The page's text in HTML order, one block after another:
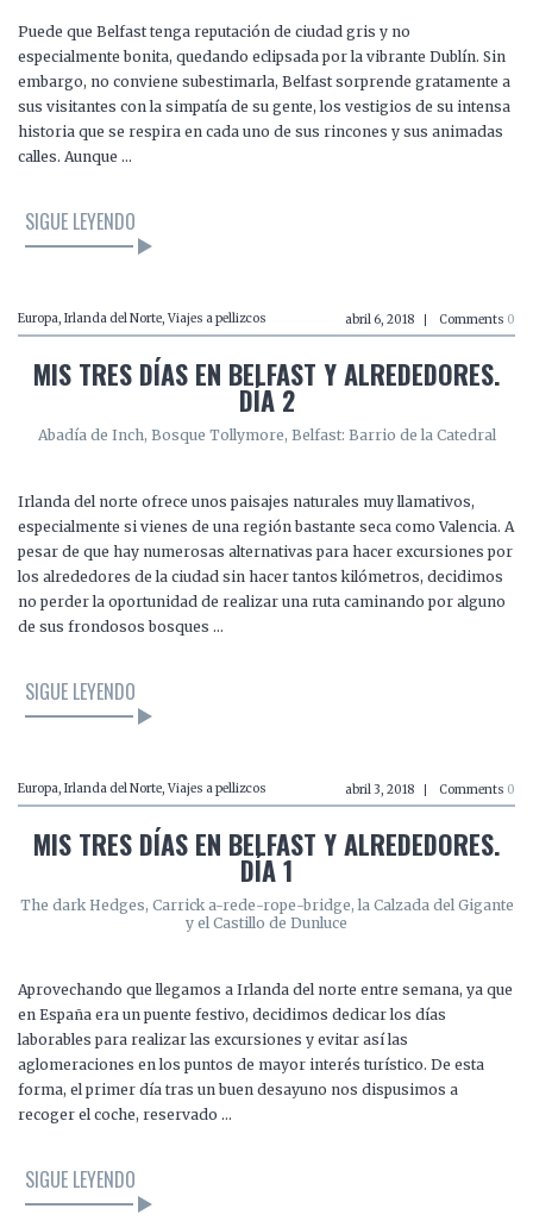
Puede que Belfast tenga reputación de ciudad gris y no
especialmente bonita, quedando eclipsada por la vibrante Dublín. Sin
embargo, no conviene subestimarla, Belfast sorprende gratamente a
sus visitantes con la simpatía de su gente, los vestigios de su intensa
historia que se respira en cada uno de sus rincones y sus animadas
calles. Aunque …
SIGUE LEYENDO
Europa Irlanda del Norte Viajes a pellizcos abril 6, 2018 Comments 0
MIS TRES DÍAS EN BELFAST Y ALREDEDORES.
DÍA 2
Abadía de Inch, Bosque Tollymore, Belfast: Barrio de la Catedral
Irlanda del norte ofrece unos paisajes naturales muy llamativos,
especialmente si vienes de una región bastante seca como Valencia. A
pesar de que hay numerosas alternativas para hacer excursiones por
los alrededores de la ciudad sin hacer tantos kilómetros, decidimos
no perder la oportunidad de realizar una ruta caminando por alguno
de sus frondosos bosques …
SIGUE LEYENDO
Europa Irlanda del Norte Viajes a pellizcos abril 3, 2018 Comments 0
MIS TRES DÍAS EN BELFAST Y ALREDEDORES.
DÍA 1
The dark Hedges, Carrick a-rede-rope-bridge, la Calzada del Gigante
y el Castillo de Dunluce
Aprovechando que llegamos a Irlanda del norte entre semana, ya que
en España era un puente festivo, decidimos dedicar los días
laborables para realizar las excursiones y evitar así las
aglomeraciones en los puntos de mayor interés turístico. De esta
forma, el primer día tras un buen desayuno nos dispusimos a
recoger el coche, reservado …
SIGUE LEYENDO